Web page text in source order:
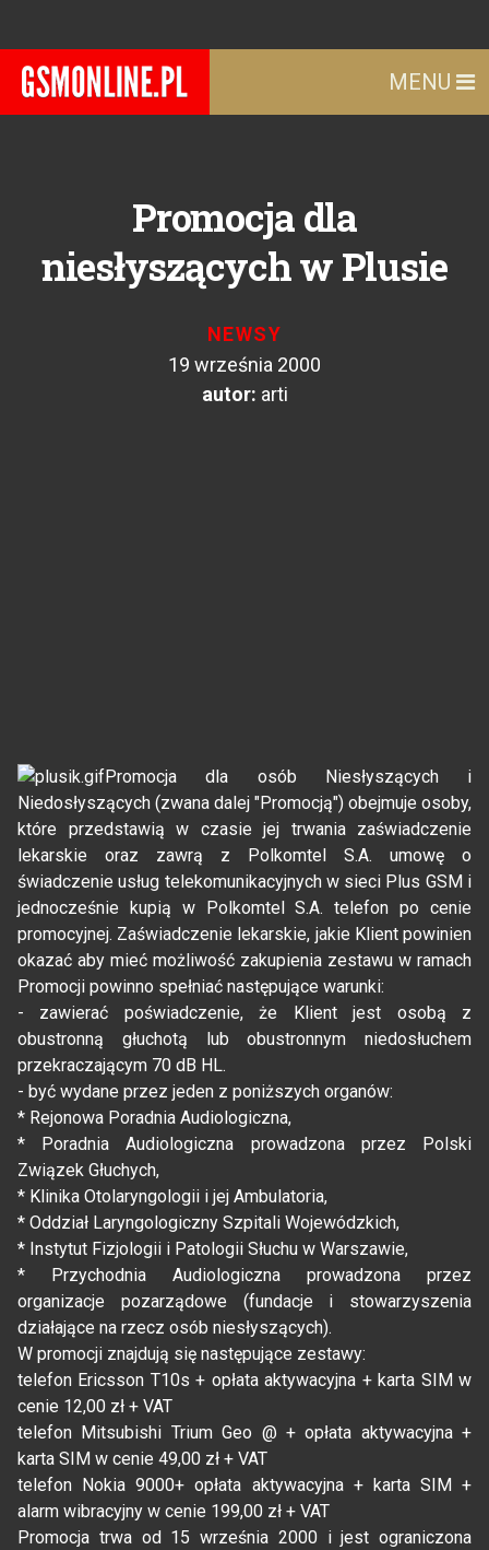
MENU
Promocja dla
niesłyszących w Plusie
NEWSY
19 września 2000
autor: arti
Promocja dla osób Niesłyszących i
Niedosłyszących (zwana dalej "Promocją") obejmuje osoby,
które przedstawią w czasie jej trwania zaświadczenie
lekarskie oraz zawrą z Polkomtel S.A. umowę o
świadczenie usług telekomunikacyjnych w sieci Plus GSM i
jednocześnie kupią w Polkomtel S.A. telefon po cenie
promocyjnej. Zaświadczenie lekarskie, jakie Klient powinien
okazać aby mieć możliwość zakupienia zestawu w ramach
Promocji powinno spełniać następujące warunki:
- zawierać poświadczenie, że Klient jest osobą z
obustronną głuchotą lub obustronnym niedosłuchem
przekraczającym 70 dB HL.
- być wydane przez jeden z poniższych organów:
* Rejonowa Poradnia Audiologiczna,
* Poradnia Audiologiczna prowadzona przez Polski
Związek Głuchych,
* Klinika Otolaryngologii i jej Ambulatoria,
* Oddział Laryngologiczny Szpitali Wojewódzkich,
* Instytut Fizjologii i Patologii Słuchu w Warszawie,
* Przychodnia Audiologiczna prowadzona przez
organizacje pozarządowe (fundacje i stowarzyszenia
działające na rzecz osób niesłyszących).
W promocji znajdują się następujące zestawy:
telefon Ericsson T10s + opłata aktywacyjna + karta SIM w
cenie 12,00 zł + VAT
telefon Mitsubishi Trium Geo @ + opłata aktywacyjna +
karta SIM w cenie 49,00 zł + VAT
telefon Nokia 9000+ opłata aktywacyjna + karta SIM +
alarm wibracyjny w cenie 199,00 zł + VAT
Promocja trwa od 15 września 2000 i jest ograniczona